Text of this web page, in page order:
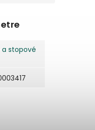
a stopové